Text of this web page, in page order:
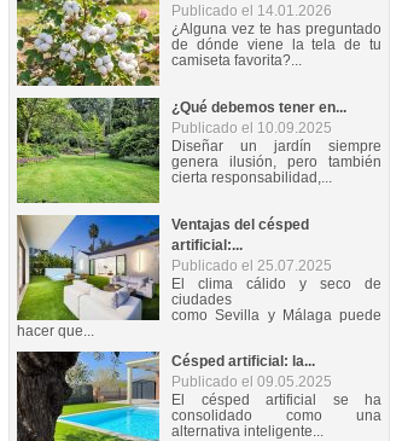
Publicado el 14.01.2026
¿Alguna vez te has preguntado
de dónde viene la tela de tu
camiseta favorita?...
¿Qué debemos tener en...
Publicado el 10.09.2025
Diseñar un jardín siempre
genera ilusión, pero también
cierta responsabilidad,...
Ventajas del césped
artificial:...
Publicado el 25.07.2025
El clima cálido y seco de
ciudades
como Sevilla y Málaga puede
hacer que...
Césped artificial: la...
Publicado el 09.05.2025
El césped artificial se ha
consolidado como una
alternativa inteligente...